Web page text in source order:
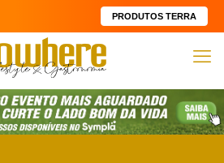
PRODUTOS TERRA